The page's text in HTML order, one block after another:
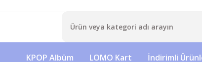
KPOP Albüm LOMO Kart İndirimli